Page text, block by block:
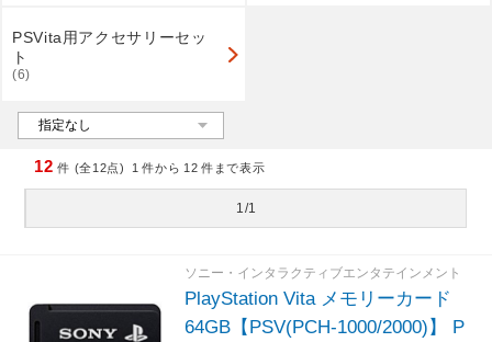
PSVita用アクセサリーセッ
ト
(6)
12 件 (全12点) 1 件から 12 件まで表示
1/1
ソニー・インタラクティブエンタテインメント
PlayStation Vita メモリーカード
64GB【PSV(PCH-1000/2000)】 P